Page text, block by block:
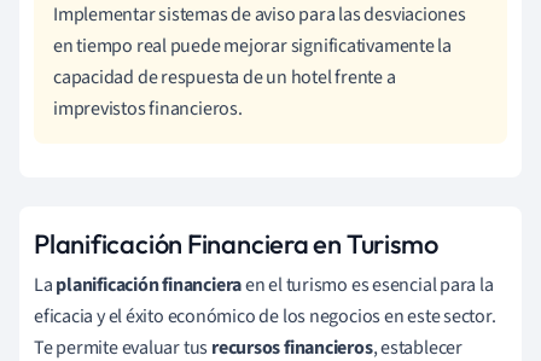
Implementar sistemas de aviso para las desviaciones
en tiempo real puede mejorar significativamente la
capacidad de respuesta de un hotel frente a
imprevistos financieros.
Planificación Financiera en Turismo
Laplanificación financieraen el turismo es esencial para la
eficacia y el éxito económico de los negocios en este sector.
Te permite evaluar tusrecursos financieros, establecer